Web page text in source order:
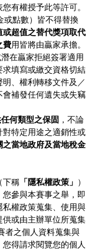
有權授予此等許可。
或點數）皆不得替換
或超值之替代獎項取代
費用皆將由贏家承擔。
在贏家拒絕簽署適用
填寫或繳交資格切結
、權利轉移文件及／
補發任何遺失或失竊
何類型之保固 ，不論
特定用途之適銷性或
當地政府及當地稅金
下稱 「隱私權政策」 ）
參與本賽事之舉，即
權政策蒐集、使用與
或由主辦單位所蒐集
者之個人資料蒐集與
得請求閱覽您的個人